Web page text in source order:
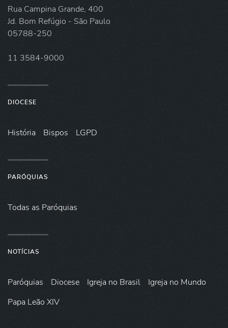
Rua Campina Grande, 400
Jd. Bom Refúgio - São Paulo
05788-250
11 3584-9000
DIOCESE
História Bispos LGPD
PARÓQUIAS
Todas as Paróquias
NOTÍCIAS
Paróquias Diocese Igreja no Brasil
Igreja no Mundo
Papa Leão XIV